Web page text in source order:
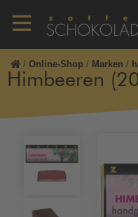
/ Online-Shop / Marken /
Himbeeren